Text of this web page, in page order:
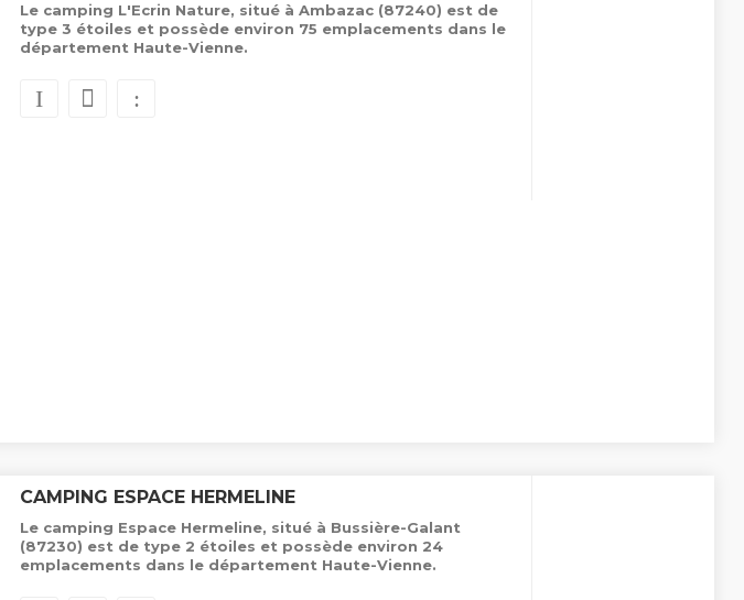
Le camping L'Ecrin Nature, situé à Ambazac (87240) est de
type 3 étoiles et possède environ 75 emplacements dans le
département Haute-Vienne.
CAMPING ESPACE HERMELINE
Le camping Espace Hermeline, situé à Bussière-Galant
(87230) est de type 2 étoiles et possède environ 24
emplacements dans le département Haute-Vienne.